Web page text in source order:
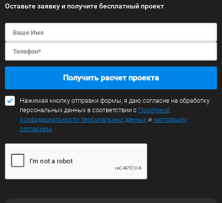
Оставьте заявку и получите бесплатный проект
Получить расчет проекта
Нажимая кнопку отправки формы, я даю согласие на обработку
персональных данных в соответствии с Политикой
конфидециальности персональных данных и настоящим
согласием.